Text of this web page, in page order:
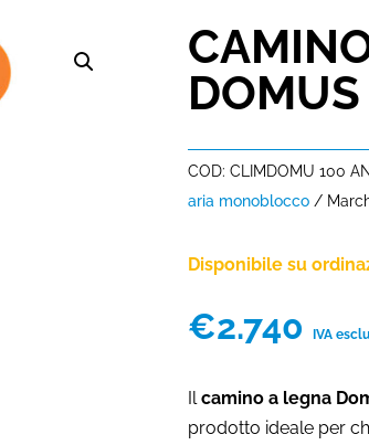
COD: CLIMDOMU 100
aria monoblocco
Disponibile su
€2.740 IVA
Ilcamino a legna
prodotto ideale per